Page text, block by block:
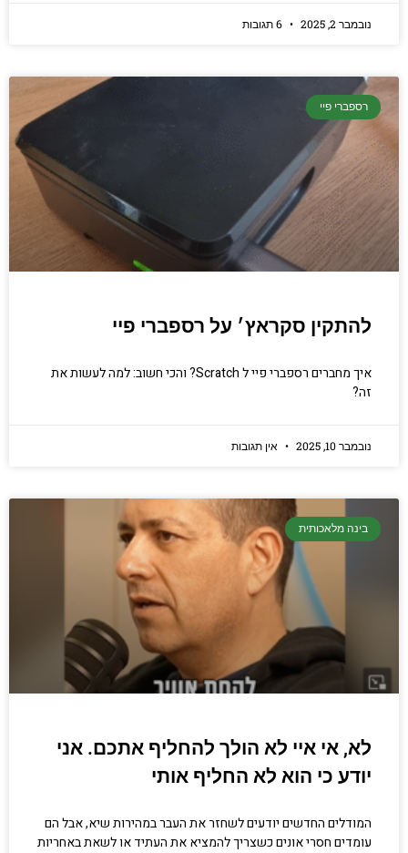
נובמבר 2, 2025
רספברי פיי
להתקין סקראץ׳ על רספברי פיי
איך מחברים רספברי פיי ל Scratch? והכי חשוב: למה לעשות את
זה?
נובמבר 10, 2025 אין תגובות
בינה מלאכותית
לא, אי איי לא הולך להחליף אתכם. אני
יודע כי הוא לא החליף אותי
המודלים החדשים יודעים לשחזר את העבר במהירות שיא, אבל הם
עומדים חסרי אונים כשצריך להמציא את העתיד או לשאת באחריות